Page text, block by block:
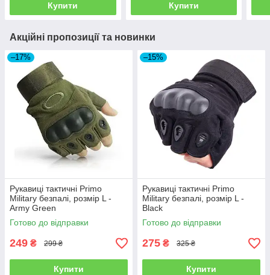
Купити Купити
Акційні пропозиції та новинки
–17%
Рукавиці тактичні Primo
Military безпалі, розмір L -
Army Green
Готово до відправки
249 ₴ 299 ₴
Купити
–15%
Рукавиці тактичні Primo
Military безпалі, розмір L -
Black
Готово до відправки
275 ₴ 325 ₴
Купити